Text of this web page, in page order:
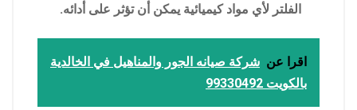
الفلتر لأي مواد كيميائية يمكن أن تؤثر على أدائه.
اقرا عن شركة صيانه الجور والمناهيل في الخالدية
بالكويت 99330492